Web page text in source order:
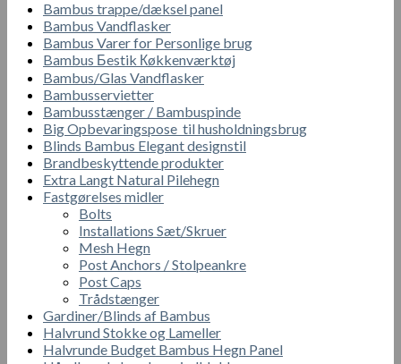
Bambus trappe/dæksel panel
Bambus Vandflasker
Bambus Varer for Personlige brug
Bambus Бestik Кøkkenværktøj
Bambus/Glas Vandflasker
Bambusservietter
Bambusstænger / Bambuspinde
Big Opbevaringspose til husholdningsbrug
Blinds Bambus Elegant designstil
Brandbeskyttende produkter
Extra Langt Natural Pilehegn
Fastgørelses midler
Bolts
Installations Sæt/Skruer
Mesh Hegn
Post Anchors / Stolpeankre
Post Caps
Trådstænger
Gardiner/Blinds af Bambus
Halvrund Stokke og Lameller
Halvrunde Budget Bambus Hegn Panel